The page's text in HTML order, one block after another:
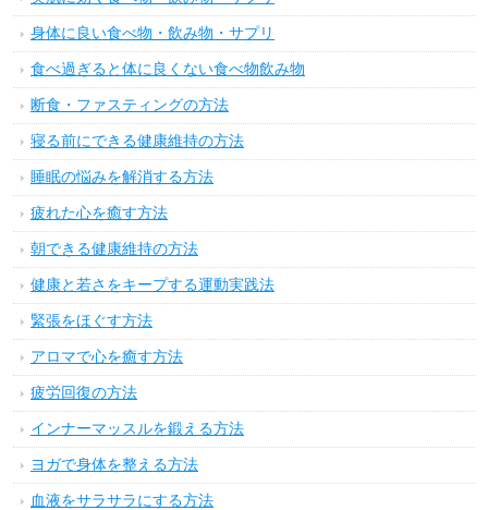
身体に良い食べ物・飲み物・サプリ
食べ過ぎると体に良くない食べ物飲み物
断食・ファスティングの方法
寝る前にできる健康維持の方法
睡眠の悩みを解消する方法
疲れた心を癒す方法
朝できる健康維持の方法
健康と若さをキープする運動実践法
緊張をほぐす方法
アロマで心を癒す方法
疲労回復の方法
インナーマッスルを鍛える方法
ヨガで身体を整える方法
血液をサラサラにする方法